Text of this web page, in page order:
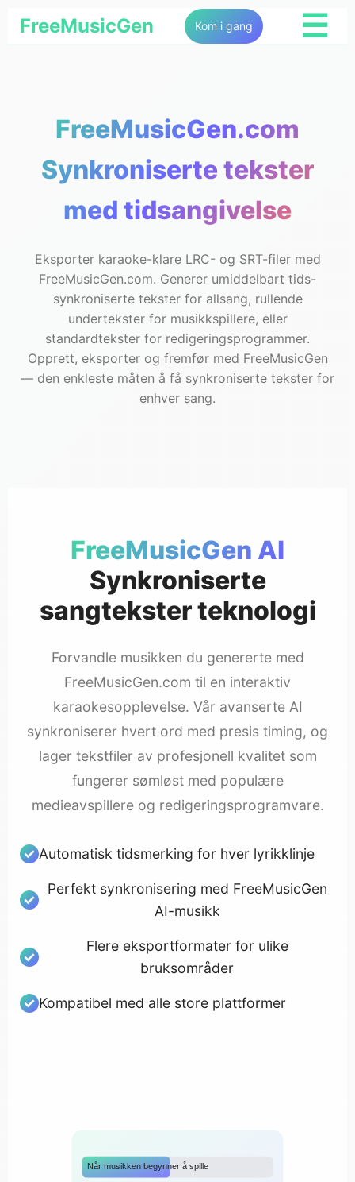
FreeMusicGen Kom i gang ☰
FreeMusicGen.com
Synkroniserte tekster
med tidsangivelse
Eksporter karaoke-klare LRC- og SRT-filer med
FreeMusicGen.com. Generer umiddelbart tids-
synkroniserte tekster for allsang, rullende
undertekster for musikkspillere, eller
standardtekster for redigeringsprogrammer.
Opprett, eksporter og fremfør med FreeMusicGen
— den enkleste måten å få synkroniserte tekster for
enhver sang.
FreeMusicGen AI
Synkroniserte
sangtekster teknologi
Forvandle musikken du genererte med
FreeMusicGen.com til en interaktiv
karaokesopplevelse. Vår avanserte AI
synkroniserer hvert ord med presis timing, og
lager tekstfiler av profesjonell kvalitet som
fungerer sømløst med populære
medieavspillere og redigeringsprogramvare.
Automatisk tidsmerking for hver lyrikklinje
Perfekt synkronisering med FreeMusicGen
AI-musikk
Flere eksportformater for ulike
bruksområder
Kompatibel med alle store plattformer
Når musikken begynner å spille